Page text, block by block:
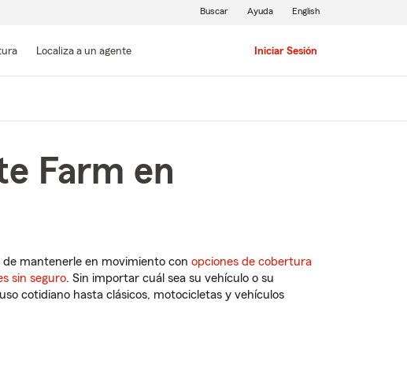
Localiza a un agente Iniciar Sesión
Buscar Ayuda English
Farm en
mantenerle en movimiento con opciones de cobertura
sin seguro. Sin importar cuál sea su vehículo o su
cotidiano hasta clásicos, motocicletas y vehículos